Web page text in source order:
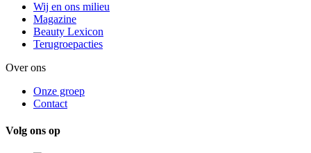
Wij en ons milieu
Magazine
Beauty Lexicon
Terugroepacties
Over ons
Onze groep
Contact
Volg ons op